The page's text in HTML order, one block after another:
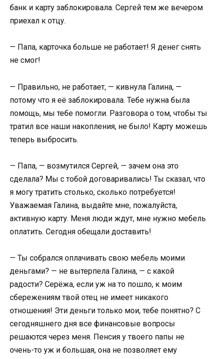
банк и карту заблокировала. Сергей тем же вечером
приехал к отцу.
— Папа, карточка больше не работает! Я денег снять
не смог!
— Правильно, не работает, — кивнула Галина, —
потому что я её заблокировала. Тебе нужна была
помощь, мы тебе помогли. Разговора о том, чтобы ты
тратил все наши накопления, не было! Карту можешь
теперь выбросить.
— Папа, — возмутился Сергей, — зачем она это
сделала? Мы с тобой договаривались! Ты сказал, что
я могу тратить столько, сколько потребуется!
Уважаемая Галина, выдайте мне, пожалуйста,
активную карту. Меня люди ждут, мне нужно мебель
оплатить. Сегодня обещали доставить!
— Ты собрался оплачивать свою мебель моими
деньгами? — не вытерпела Галина, — с какой
радости? Серёжа, если уж на то пошло, к моим
сбережениям твой отец не имеет никакого
отношения! Эти деньги только мои, тебе понятно? С
сегодняшнего дня все финансовые вопросы
решаются через меня. Пенсия у твоего папы не
очень-то уж и большая, она не позволяет ему